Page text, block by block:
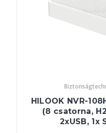
HILOOK NVR-
(8 csatorna,
2xUSB, 1x